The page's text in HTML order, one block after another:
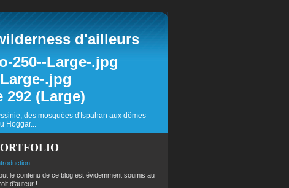
d'ailleurs
des mosquées d'Ispahan aux dômes
le contenu de ce blog est évidemment soumis au
d'auteur !